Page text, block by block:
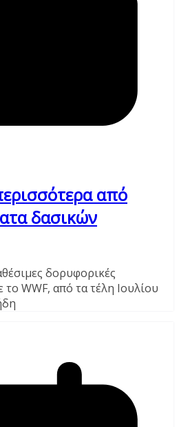
από
δασικών
δορυφορικές
WWF, από τα τέλη Ιουλίου